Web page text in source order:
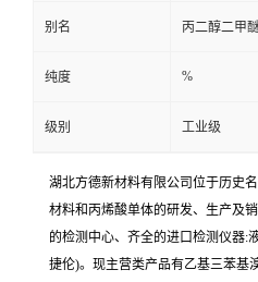
别名 丙二醇二甲
纯度 %
级别 工业级
湖北方德新材料有限公司位于历史
材料和丙烯酸单体的研发、生产及
的检测中心、齐全的进口检测仪器:
捷伦)。现主营类产品有乙基三苯基